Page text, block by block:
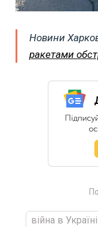
Новини
ракетами
війна в Україні